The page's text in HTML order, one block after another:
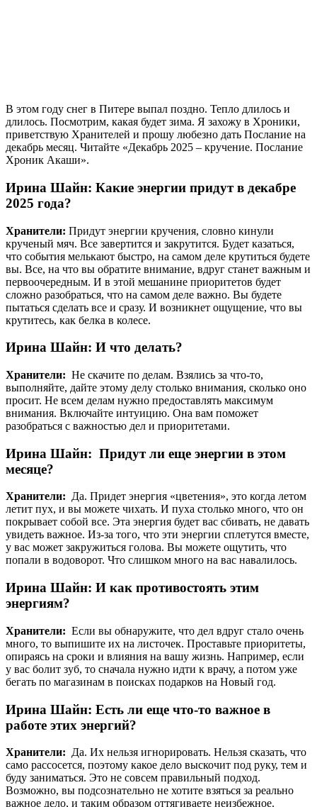
В этом году снег в Питере выпал поздно. Тепло длилось и
длилось. Посмотрим, какая будет зима. Я захожу в Хроники,
приветствую Хранителей и прошу любезно дать Послание на
декабрь месяц. Читайте «Декабрь 2025 – кручение. Послание
Хроник Акаши».
Ирина Шайн: Какие энергии придут в декабре
2025 года?
Хранители: Придут энергии кручения, словно кинули
крученый мяч. Все завертится и закрутится. Будет казаться,
что события мелькают быстро, на самом деле крутиться будете
вы. Все, на что вы обратите внимание, вдруг станет важным и
первоочередным. И в этой мешанине приоритетов будет
сложно разобраться, что на самом деле важно. Вы будете
пытаться сделать все и сразу. И возникнет ощущение, что вы
крутитесь, как белка в колесе.
Ирина Шайн: И что делать?
Хранители: Не скачите по делам. Взялись за что-то,
выполняйте, дайте этому делу столько внимания, сколько оно
просит. Не всем делам нужно предоставлять максимум
внимания. Включайте интуицию. Она вам поможет
разобраться с важностью дел и приоритетами.
Ирина Шайн: Придут ли еще энергии в этом
месяце?
Хранители: Да. Придет энергия «цветения», это когда летом
летит пух, и вы можете чихать. И пуха столько много, что он
покрывает собой все. Эта энергия будет вас сбивать, не давать
увидеть важное. Из-за того, что эти энергии сплетутся вместе,
у вас может закружиться голова. Вы можете ощутить, что
попали в водоворот. Что слишком много на вас навалилось.
Ирина Шайн: И как противостоять этим
энергиям?
Хранители: Если вы обнаружите, что дел вдруг стало очень
много, то выпишите их на листочек. Проставьте приоритеты,
опираясь на сроки и влияния на вашу жизнь. Например, если
у вас болит зуб, то сначала нужно идти к врачу, а потом уже
бегать по магазинам в поисках подарков на Новый год.
Ирина Шайн: Есть ли еще что-то важное в
работе этих энергий?
Хранители: Да. Их нельзя игнорировать. Нельзя сказать, что
само рассосется, поэтому какое дело выскочит под руку, тем и
буду заниматься. Это не совсем правильный подход.
Возможно, вы подсознательно не хотите взяться за реально
важное дело, и таким образом оттягиваете неизбежное.